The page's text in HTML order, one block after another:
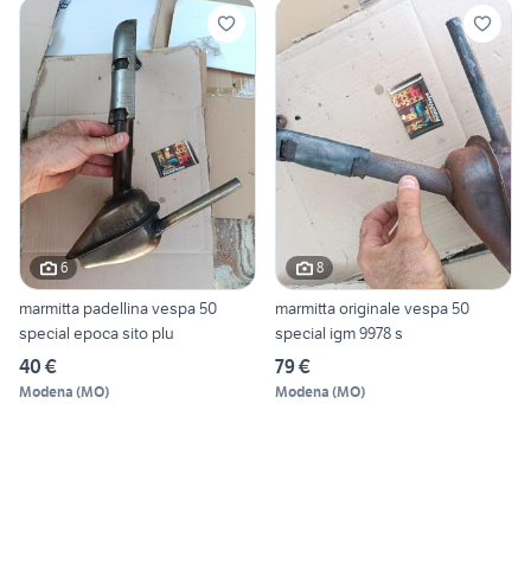
6
marmitta padellina vespa 50
special epoca sito plu
40 €
Modena (MO)
8
marmitta originale vespa 50
special igm 9978 s
79 €
Modena (MO)